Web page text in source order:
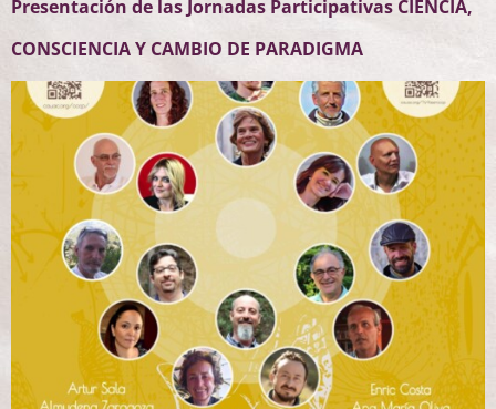
Presentación de las Jornadas Participativas CIENCIA,
CONSCIENCIA Y CAMBIO DE PARADIGMA